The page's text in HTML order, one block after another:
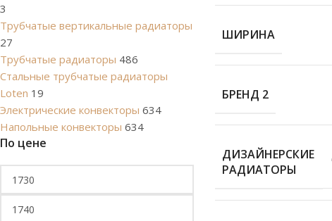
3
Трубчатые вертикальные радиаторы
27
Трубчатые радиаторы 486
Cтальные трубчатые радиаторы
Loten 19
Электрические конвекторы 634
Напольные конвекторы 634
По цене
ШИРИНА
БРЕНД 2
ДИЗАЙНЕРСКИЕ
РАДИАТОРЫ